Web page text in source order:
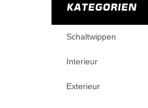
KATEGORIEN
Schaltwippen
Interieur
Exterieur